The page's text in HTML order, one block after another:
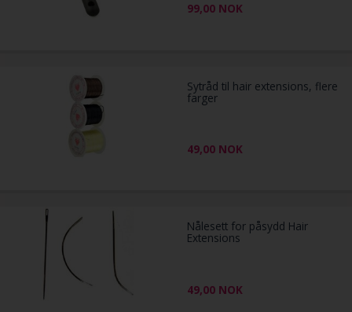
99,00 NOK
Sytråd til hair extensions, flere
farger
49,00 NOK
Nålesett for påsydd Hair
Extensions
49,00 NOK